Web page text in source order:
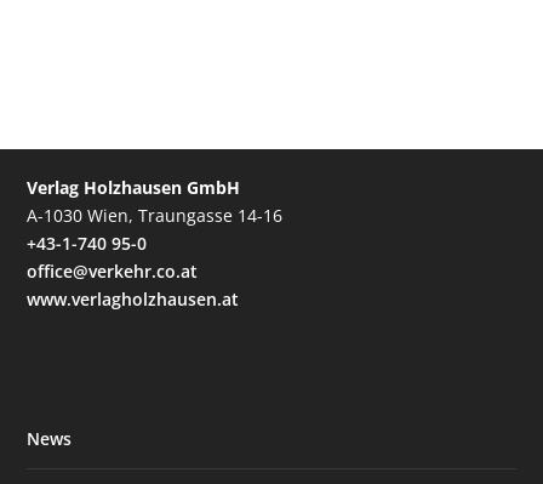
Verlag Holzhausen GmbH
A-1030 Wien, Traungasse 14-16
+43-1-740 95-0
office@verkehr.co.at
www.verlagholzhausen.at
News